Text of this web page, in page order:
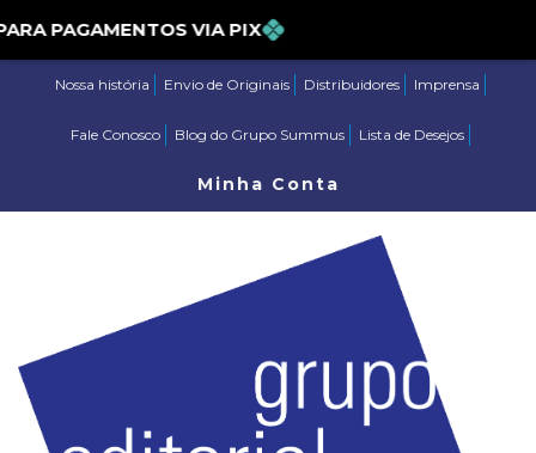
PARA PAGAMENTOS VIA PIX
Nossa história Envio de Originais Distribuidores Imprensa
Fale Conosco Blog do Grupo Summus Lista de Desejos
Minha Conta